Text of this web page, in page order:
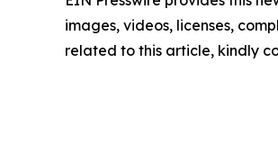
images, videos, licenses,
related to this article, kindly